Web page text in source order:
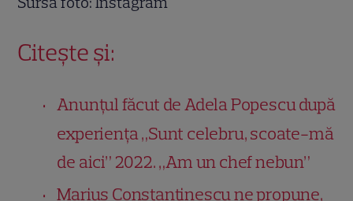
Citește și:
Anunțul făcut de Adela Popescu după
experiența „Sunt celebru, scoate-mă
de aici” 2022. „Am un chef nebun”
Marius Constantinescu ne propune,